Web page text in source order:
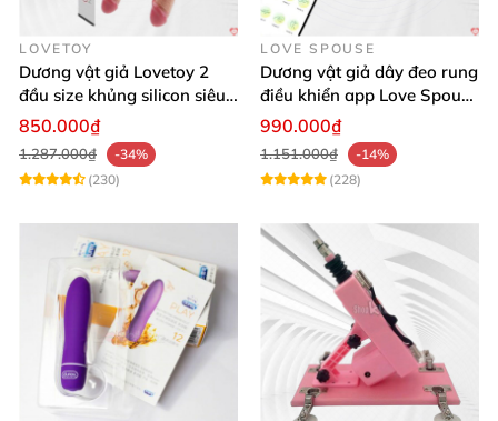
LOVETOY
Dương vật giả Lovetoy 2
đầu size khủng silicon siêu
mềm có thể uốn
850.000₫
1.287.000₫
-34%
(230)
LOVE SPOUSE
Dương vật giả dây đeo rung
điều khiển app Love Spouse
thỏa mãn
990.000₫
1.151.000₫
-14%
(228)